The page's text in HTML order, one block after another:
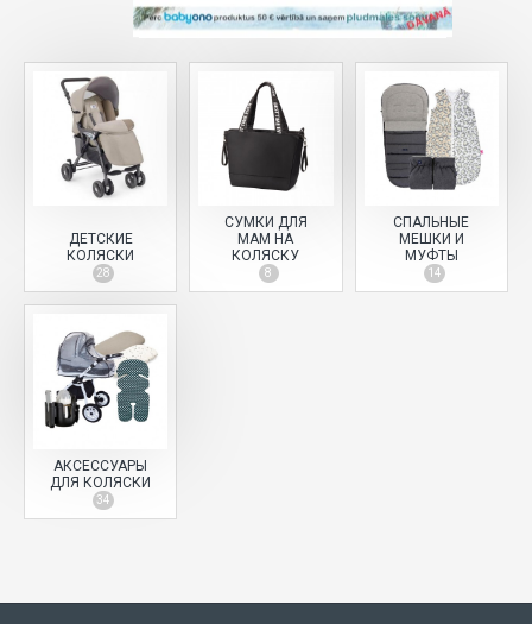
ДЕТСКИЕ
КОЛЯСКИ
28
СУМКИ ДЛЯ
МАМ НА
КОЛЯСКУ
8
СПАЛЬНЫЕ
МЕШКИ И
МУФТЫ
14
АКСЕССУАРЫ
ДЛЯ КОЛЯСКИ
34